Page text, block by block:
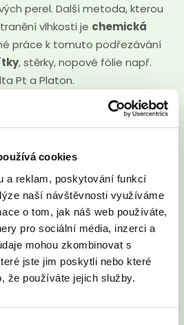
cookies
a reklam, poskytování funkcí
naší návštěvnosti využíváme
o tom, jak náš web používáte,
pro sociální média, inzerci a
mohou zkombinovat s
jste jim poskytli nebo které
že používáte jejich služby.
perel. Další metoda, kterou
vlhkosti je chemická
práce k tomuto podřezávání
, stěrky, nopové fólie např.
Pt a Platon.
předložíme vždy technické
zakázce zpracujeme
oboru sanací a jsme členem
materiál při podřezávání se
a sklolaminát v tl. 2 mm.
i kritéria izolací proti radonu.
mají životnost 80 – 100 let a
WTA. Sanační práce
území České republiky.